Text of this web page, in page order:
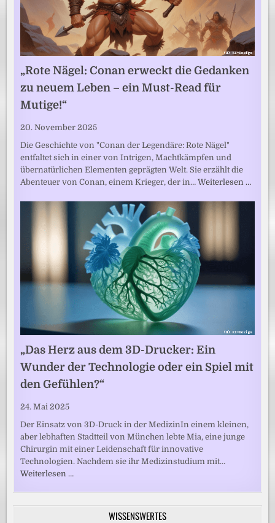
„Rote Nägel: Conan erweckt die Gedanken
zu neuem Leben – ein Must-Read für
Mutige!“
20. November 2025
Die Geschichte von "Conan der Legendäre: Rote Nägel"
entfaltet sich in einer von Intrigen, Machtkämpfen und
übernatürlichen Elementen geprägten Welt. Sie erzählt die
Abenteuer von Conan, einem Krieger, der in…Weiterlesen …
„Das Herz aus dem 3D-Drucker: Ein
Wunder der Technologie oder ein Spiel mit
den Gefühlen?“
24. Mai 2025
Der Einsatz von 3D-Druck in der MedizinIn einem kleinen,
aber lebhaften Stadtteil von München lebte Mia, eine junge
Chirurgin mit einer Leidenschaft für innovative
Technologien. Nachdem sie ihr Medizinstudium mit…
Weiterlesen …
WISSENSWERTES